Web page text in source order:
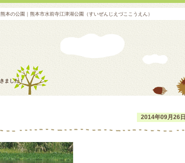
の公園｜熊本市水前寺江津湖公園（すいぜんじえづここうえん）
ました！
2014年09月26日